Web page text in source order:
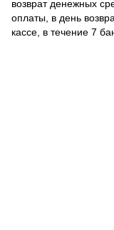
возврат денежных
оплаты, в день
кассе, в течение 7